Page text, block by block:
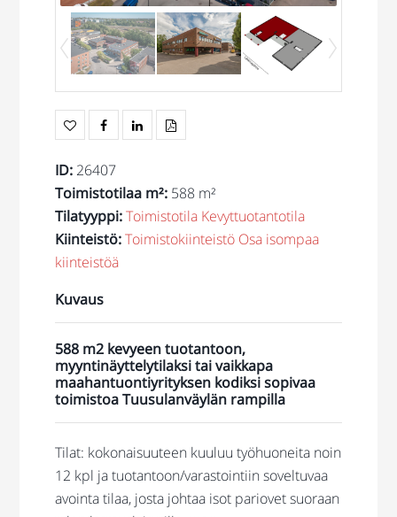
ID: 26407
Toimistotilaa m²: 588 m²
Tilatyyppi:Toimistotila Kevyttuotantotila
Kiinteistö:Toimistokiinteistö Osa isompaa
kiinteistöä
Kuvaus
588 m2 kevyeen tuotantoon,
myyntinäyttelytilaksi tai vaikkapa
maahantuontiyrityksen kodiksi sopivaa
toimistoa Tuusulanväylän rampilla
Tilat: kokonaisuuteen kuuluu työhuoneita noin
12 kpl ja tuotantoon/varastointiin soveltuvaa
avointa tilaa, josta johtaa isot pariovet suoraan